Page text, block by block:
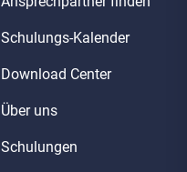
Schulungs-Kalender
Download Center
Über uns
Schulungen